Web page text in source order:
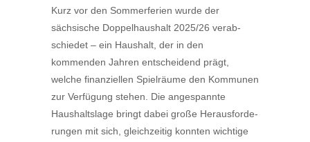
Kurz vor den Sommer­ferien wurde der
sächsische Doppel­haushalt 2025/26 verab­
schiedet – ein Haushalt, der in den
kommenden Jahren entscheidend prägt,
welche finan­zi­ellen Spiel­räume den Kommunen
zur Verfügung stehen. Die angespannte
Haushaltslage bringt dabei große Heraus­for­de­
rungen mit sich, gleich­zeitig konnten wichtige